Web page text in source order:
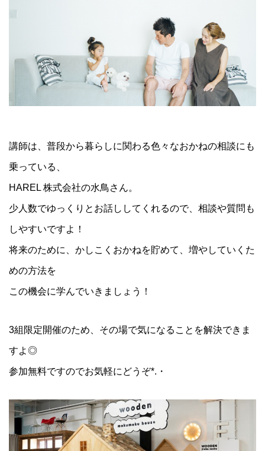
講師は、普段から暮らしに関わる色々なおかねの相談にも
乗っている、
HAREL 株式会社の水鳥さん。
少人数でゆっくりとお話ししてくれるので、相談や質問も
しやすいですよ！
将来のために、かしこくおかねを貯めて、増やしていくた
めの方法を
この機会に学んでいきましょう！
3組限定開催のため、その場で気になることを解決できま
すよ◎
参加無料ですのでお気軽にどうぞ*.・